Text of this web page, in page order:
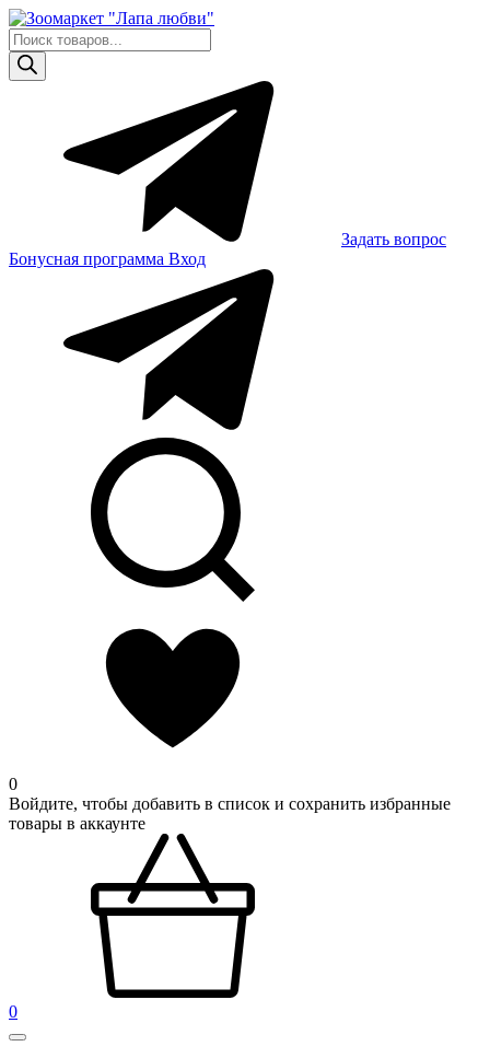
Skip
to
content
Поиск
товаров
Задать вопрос
Бонусная программа Вход
0
Войдите, чтобы добавить в список и сохранить избранные
товары в аккаунте
0